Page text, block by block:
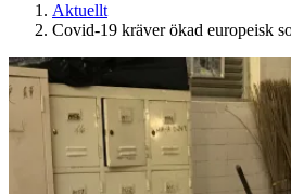
Aktuellt
Covid-19 kräver ökad europeisk